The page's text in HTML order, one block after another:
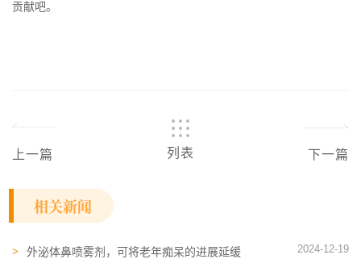
贡献吧。
上一篇 列表 下一篇
相关新闻
外泌体鼻喷雾剂，可将老年痴呆的进展延缓
2024-12-19